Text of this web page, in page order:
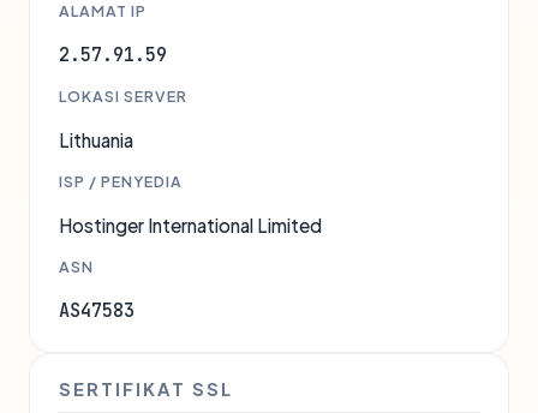
ALAMAT IP
2.57.91.59
LOKASI SERVER
Lithuania
ISP / PENYEDIA
Hostinger International Limited
ASN
AS47583
SERTIFIKAT SSL